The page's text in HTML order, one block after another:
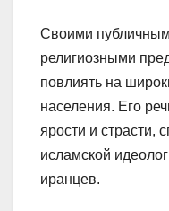
Своими
религиозными
повлиять на
населения. Его
ярости и страсти,
исламской
иранцев.